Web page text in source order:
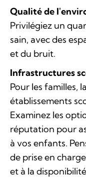
Qualité de
Privilégiez un
sain, avec des
et du bruit.
Infrastructures
Pour les familles,
établissements
Examinez les
réputation pour
à vos enfants.
de prise en
et à la